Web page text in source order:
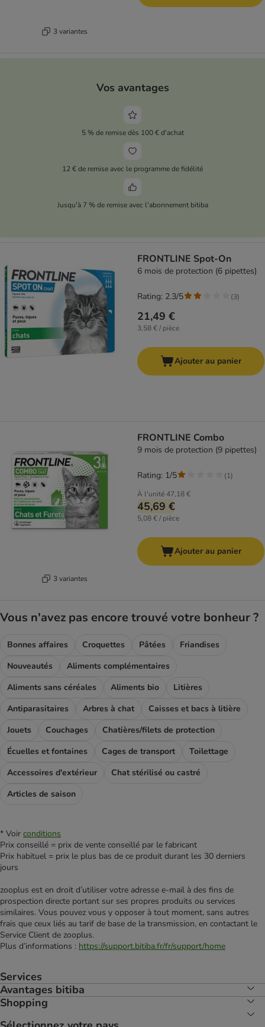
3 variantes
Vos avantages
5 % de remise dès 100 € d'achat
12 € de remise avec le programme de fidélité
Jusqu'à 7 % de remise avec l'abonnement bitiba
FRONTLINE Spot-On
6 mois de protection (6 pipettes)
21,49 €
3,58 € / pièce
Rating: 2.3/5 (3)
Ajouter au panier
3 variantes
FRONTLINE Combo
9 mois de protection (9 pipettes)
À l'unité47,18 €
45,69 €
5,08 € / pièce
Rating: 1/5 (1)
Ajouter au panier
Vous n'avez pas encore trouvé votre bonheur ?
Bonnes affaires Croquettes Pâtées
Friandises
Nouveautés
Aliments complémentaires
Aliments sans céréales
Aliments bio
Litières
Antiparasitaires
Arbres à chat
Caisses et bacs à litière
Jouets
Couchages
Chatières/filets de protection
Écuelles et fontaines
Cages de transport
Toilettage
Accessoires d'extérieur
Chat stérilisé ou castré
Articles de saison
* Voir conditions
Prix conseillé = prix de vente conseillé par le fabricant
Prix habituel = prix le plus bas de ce produit durant les 30 derniers
jours
zooplus est en droit d’utiliser votre adresse e‑mail à des fins de
prospection directe portant sur ses propres produits ou services
similaires. Vous pouvez vous y opposer à tout moment, sans autres
frais que ceux liés au tarif de base de la transmission, en contactant le
Service Client de zooplus.
Plus d’informations : https://support.bitiba.fr/fr/support/home
Services
Avantages bitiba
Shopping